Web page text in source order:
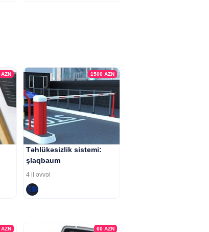
AZN 1500 AZN
Təhlükəsizlik sistemi:
şlaqbaum
4 il əvvəl
AZN 60 AZN